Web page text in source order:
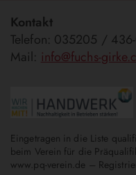
Kontakt
Telefon: 035205 /
Mail: info@fuchs-
Eingetragen in die Liste
beim Verein für die
www.pq-verein.de –